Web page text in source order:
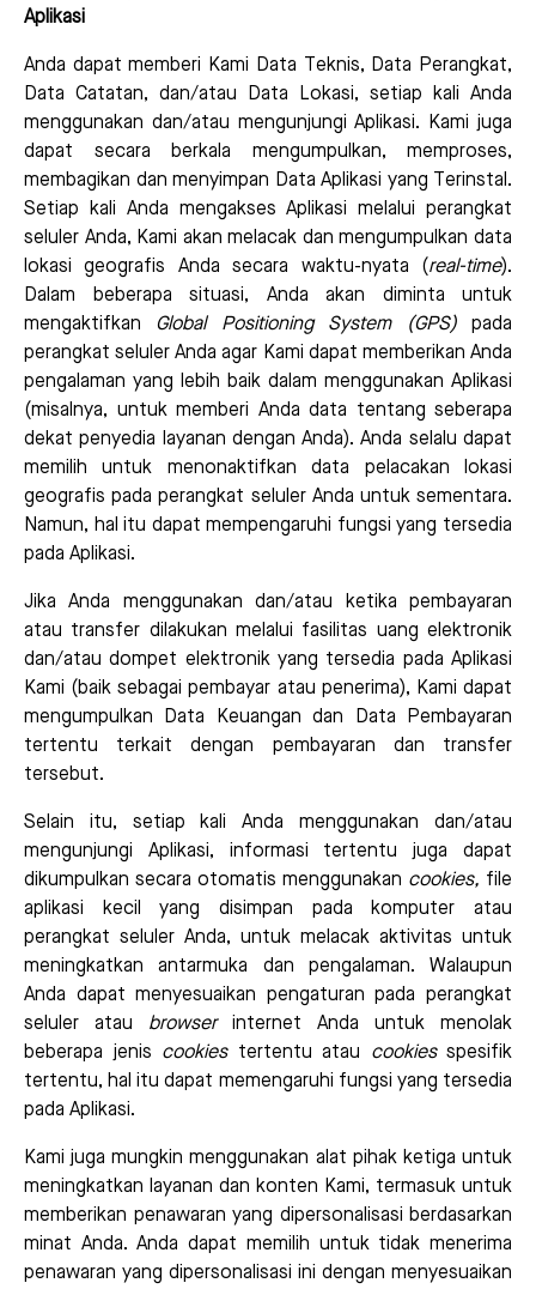
Aplikasi
Anda dapat memberi Kami Data Teknis, Data Perangkat,
Data Catatan, dan/atau Data Lokasi, setiap kali Anda
menggunakan dan/atau mengunjungi Aplikasi. Kami juga
dapat secara berkala mengumpulkan, memproses,
membagikan dan menyimpan Data Aplikasi yang Terinstal.
Setiap kali Anda mengakses Aplikasi melalui perangkat
seluler Anda, Kami akan melacak dan mengumpulkan data
lokasi geografis Anda secara waktu-nyata (real-time).
Dalam beberapa situasi, Anda akan diminta untuk
mengaktifkan Global Positioning System (GPS)pada
perangkat seluler Anda agar Kami dapat memberikan Anda
pengalaman yang lebih baik dalam menggunakan Aplikasi
(misalnya, untuk memberi Anda data tentang seberapa
dekat penyedia layanan dengan Anda). Anda selalu dapat
memilih untuk menonaktifkan data pelacakan lokasi
geografis pada perangkat seluler Anda untuk sementara.
Namun, hal itu dapat mempengaruhi fungsi yang tersedia
pada Aplikasi.
Jika Anda menggunakan dan/atau ketika pembayaran
atau transfer dilakukan melalui fasilitas uang elektronik
dan/atau dompet elektronik yang tersedia pada Aplikasi
Kami (baik sebagai pembayar atau penerima), Kami dapat
mengumpulkan Data Keuangan dan Data Pembayaran
tertentu terkait dengan pembayaran dan transfer
tersebut.
Selain itu, setiap kali Anda menggunakan dan/atau
mengunjungi Aplikasi, informasi tertentu juga dapat
dikumpulkan secara otomatis menggunakan cookies, file
aplikasi kecil yang disimpan pada komputer atau
perangkat seluler Anda, untuk melacak aktivitas untuk
meningkatkan antarmuka dan pengalaman. Walaupun
Anda dapat menyesuaikan pengaturan pada perangkat
seluler atau browserinternet Anda untuk menolak
beberapa jenis cookiestertentu atau cookiesspesifik
tertentu, hal itu dapat memengaruhi fungsi yang tersedia
pada Aplikasi.
Kami juga mungkin menggunakan alat pihak ketiga untuk
meningkatkan layanan dan konten Kami, termasuk untuk
memberikan penawaran yang dipersonalisasi berdasarkan
minat Anda. Anda dapat memilih untuk tidak menerima
penawaran yang dipersonalisasi ini dengan menyesuaikan